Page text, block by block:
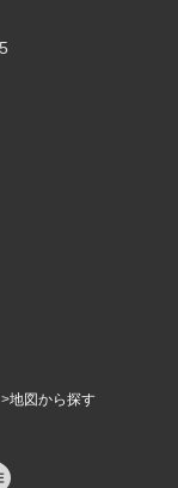
地図から探す